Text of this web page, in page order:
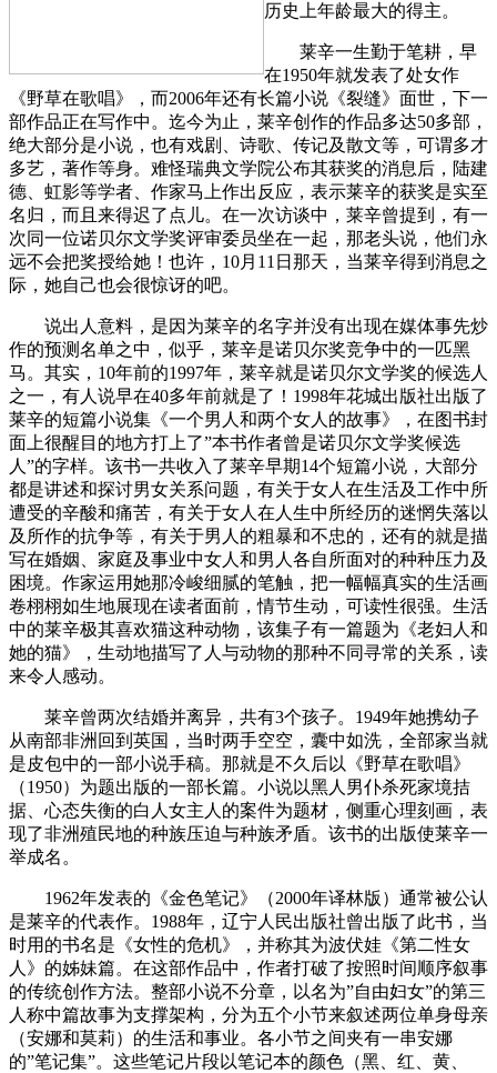
历史上年龄最大的得主。
莱辛一生勤于笔耕，早
在1950年就发表了处女作
《野草在歌唱》，而2006年还有长篇小说《裂缝》面世，下一
部作品正在写作中。迄今为止，莱辛创作的作品多达50多部，
绝大部分是小说，也有戏剧、诗歌、传记及散文等，可谓多才
多艺，著作等身。难怪瑞典文学院公布其获奖的消息后，陆建
德、虹影等学者、作家马上作出反应，表示莱辛的获奖是实至
名归，而且来得迟了点儿。在一次访谈中，莱辛曾提到，有一
次同一位诺贝尔文学奖评审委员坐在一起，那老头说，他们永
远不会把奖授给她！也许，10月11日那天，当莱辛得到消息之
际，她自己也会很惊讶的吧。
说出人意料，是因为莱辛的名字并没有出现在媒体事先炒
作的预测名单之中，似乎，莱辛是诺贝尔奖竞争中的一匹黑
马。其实，10年前的1997年，莱辛就是诺贝尔文学奖的候选人
之一，有人说早在40多年前就是了！1998年花城出版社出版了
莱辛的短篇小说集《一个男人和两个女人的故事》，在图书封
面上很醒目的地方打上了”本书作者曾是诺贝尔文学奖候选
人”的字样。该书一共收入了莱辛早期14个短篇小说，大部分
都是讲述和探讨男女关系问题，有关于女人在生活及工作中所
遭受的辛酸和痛苦，有关于女人在人生中所经历的迷惘失落以
及所作的抗争等，有关于男人的粗暴和不忠的，还有的就是描
写在婚姻、家庭及事业中女人和男人各自所面对的种种压力及
困境。作家运用她那冷峻细腻的笔触，把一幅幅真实的生活画
卷栩栩如生地展现在读者面前，情节生动，可读性很强。生活
中的莱辛极其喜欢猫这种动物，该集子有一篇题为《老妇人和
她的猫》，生动地描写了人与动物的那种不同寻常的关系，读
来令人感动。
莱辛曾两次结婚并离异，共有3个孩子。1949年她携幼子
从南部非洲回到英国，当时两手空空，囊中如洗，全部家当就
是皮包中的一部小说手稿。那就是不久后以《野草在歌唱》
（1950）为题出版的一部长篇。小说以黑人男仆杀死家境拮
据、心态失衡的白人女主人的案件为题材，侧重心理刻画，表
现了非洲殖民地的种族压迫与种族矛盾。该书的出版使莱辛一
举成名。
1962年发表的《金色笔记》（2000年译林版）通常被公认
是莱辛的代表作。1988年，辽宁人民出版社曾出版了此书，当
时用的书名是《女性的危机》，并称其为波伏娃《第二性女
人》的姊妹篇。在这部作品中，作者打破了按照时间顺序叙事
的传统创作方法。整部小说不分章，以名为”自由妇女”的第三
人称中篇故事为支撑架构，分为五个小节来叙述两位单身母亲
（安娜和莫莉）的生活和事业。各小节之间夹有一串安娜
的”笔记集”。这些笔记片段以笔记本的颜色（黑、红、黄、